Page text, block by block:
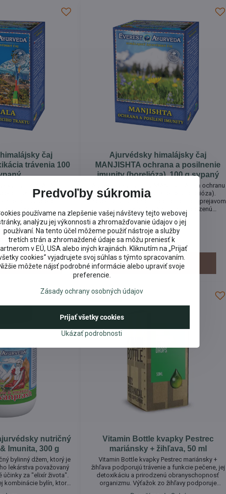
čaj
trávenia 100
čaj TRIPHALA -
traktu. Čaj pre
tráviaceho
ajurvédsku bylinnú
Bibhitaki a Haritaki".
k optimálnej činnosti
u citlivých osôb.
€
košíka
Ajurvédsky himalájsky čaj
MANJISHTA ochrana a posilnenie
imunity (borelióza), 100 g sypaný
Aurvédsky sypaný čaj MANJISHTA - na ochranu
a posilnenie imunity (kliešte a borelióza).
Preventívny čaj pôsobí podporne proti prejavom
po prisatí kliešťa. Posilňuje prirodzenú
obranyschopnosť a činnosť imunitného
systému. Pomáha pri únave a celkovom oslabení
pohybového aparátu. Stimuluje celkovú
revitalizáciu organizmu. Podporuje imunitu,
činnosť pečene a detoxikáciu organizmu.
Skladom
5,99 €
Do košíka
nutričný
Imunita, 300 g
bylinný džem, ktorý je
lekárstva považovaný
účinky za "elixír života".
kombinácie bylín, ktoré
Novinka
Vitamin Bottle kvapky Pestrec
mariánsky + žihľava, 50 ml
Vitamin Bottle kvapky Pestrec mariánsky +
žihľava podporujú trávenie a funkcie pečene, jej
detoxikáciu a prirodzenú obranyschopnosť
organizmu. Výťažok zo žihľavy podporuje
Predvoľby súkromia
používame na zlepšenie vašej návštevy tejto webovej
analýzu jej výkonnosti a zhromažďovanie údajov o jej
používaní. Na tento účel môžeme použiť nástroje a služby
tretích strán a zhromaždené údaje sa môžu preniesť k
v EÚ, USA alebo iných krajinách. Kliknutím na „Prijať
cookies“ vyjadrujete svoj súhlas s týmto spracovaním.
Nižšie môžete nájsť podrobné informácie alebo upraviť svoje
preferencie.
Zásady ochrany osobných údajov
Ukázať podrobnosti
Prijať všetky cookies